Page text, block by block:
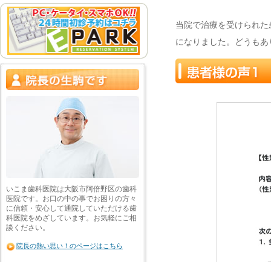
当院で治療を受けられ
になりました。どうも
いこま歯科医院は大阪市阿倍野区の歯科
医院です。お口の中の事でお困りの方々
に信頼・安心して通院していただける歯
科医院をめざしています。お気軽にご相
談ください。
院長の熱い思い！のページはこちら